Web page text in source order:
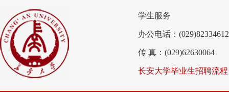
学生服务
办公电话：(029)82334612
传 真：(029)62630064
长安大学毕业生招聘流